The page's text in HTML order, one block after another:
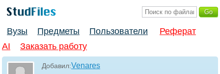
Вузы Предметы Пользователи
Реферат
AI
Заказать работу
Добавил:Venares